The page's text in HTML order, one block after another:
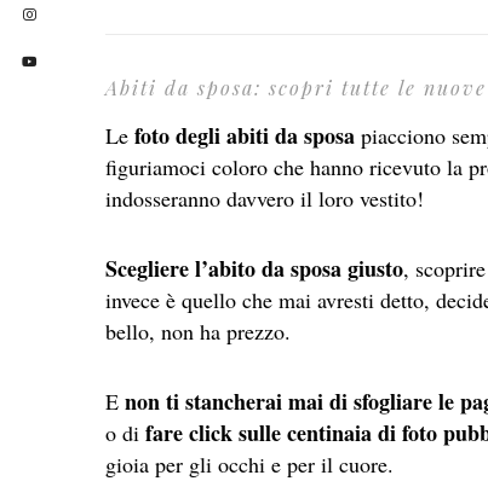
Abiti da sposa: scopri tutte le
Le foto degli abiti da sposa piacciono
figuriamoci coloro che hanno ricevuto la
indosseranno davvero il loro vestito!
Scegliere l’abito da sposa giusto,
invece è quello che mai avresti detto,
bello, non ha prezzo.
E non ti stancherai mai di sfogliare le
o di fare click sulle centinaia di foto
gioia per gli occhi e per il cuore.